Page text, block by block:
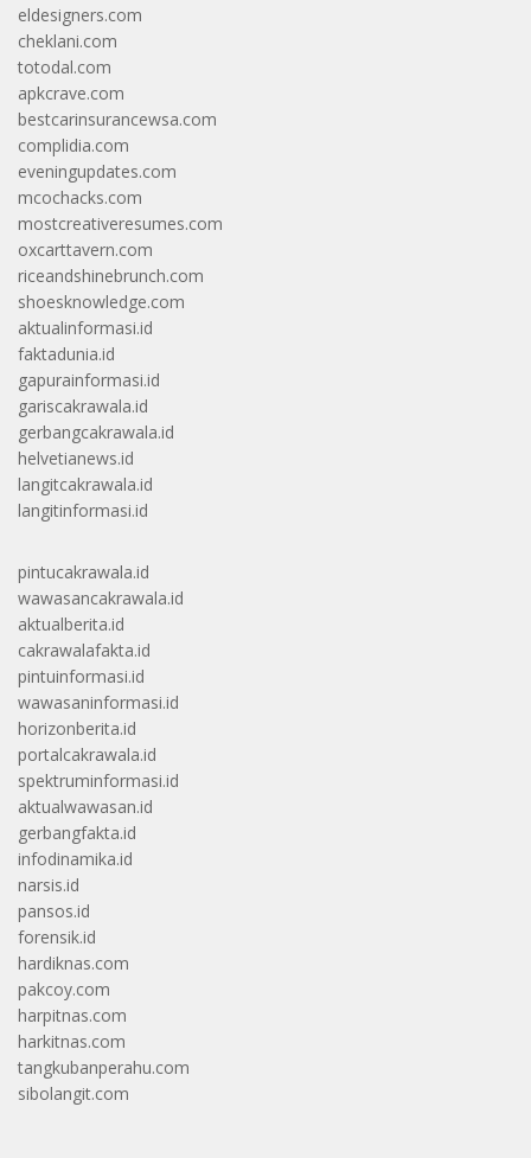
eldesigners.com
cheklani.com
totodal.com
apkcrave.com
bestcarinsurancewsa.com
complidia.com
eveningupdates.com
mcochacks.com
mostcreativeresumes.com
oxcarttavern.com
riceandshinebrunch.com
shoesknowledge.com
aktualinformasi.id
faktadunia.id
gapurainformasi.id
gariscakrawala.id
gerbangcakrawala.id
helvetianews.id
langitcakrawala.id
langitinformasi.id
pintucakrawala.id
wawasancakrawala.id
aktualberita.id
cakrawalafakta.id
pintuinformasi.id
wawasaninformasi.id
horizonberita.id
portalcakrawala.id
spektruminformasi.id
aktualwawasan.id
gerbangfakta.id
infodinamika.id
narsis.id
pansos.id
forensik.id
hardiknas.com
pakcoy.com
harpitnas.com
harkitnas.com
tangkubanperahu.com
sibolangit.com